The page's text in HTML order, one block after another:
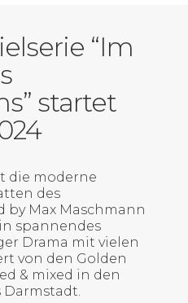
“Im
startet
die moderne
des
by Max Maschmann
spannendes
Drama mit vielen
von den Golden
& mixed in den